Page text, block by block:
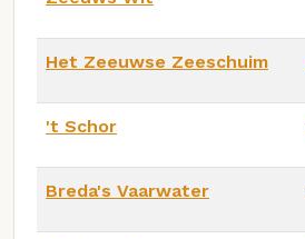
Het Zeeuwse Zeeschuim
't Schor
Breda's Vaarwater